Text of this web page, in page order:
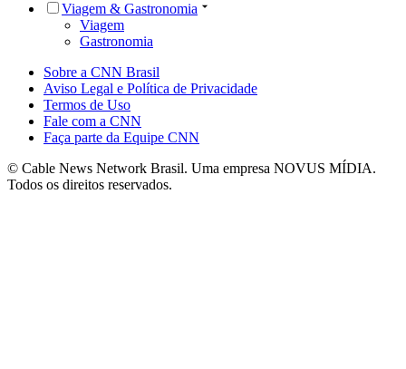
Viagem & Gastronomia
Viagem
Gastronomia
Sobre a CNN Brasil
Aviso Legal e Política de Privacidade
Termos de Uso
Fale com a CNN
Faça parte da Equipe CNN
© Cable News Network Brasil. Uma empresa NOVUS MÍDIA.
Todos os direitos reservados.